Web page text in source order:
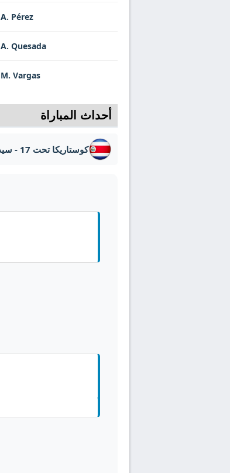
A. Pérez
A. Quesada
M. Vargas
أحداث المباراة
كوستاريكا تحت 17 - سيدات